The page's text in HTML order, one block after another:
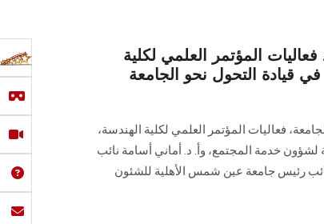
المؤتمر العلمي لكلية
قيادة التحول نحو الجامعة
فعاليات المؤتمر العلمي لكلية الهندسة،
خدمة المجتمع، وأ. د. أماني أسامة نائب
رئيس جامعة عين شمس الأهلية للشئون